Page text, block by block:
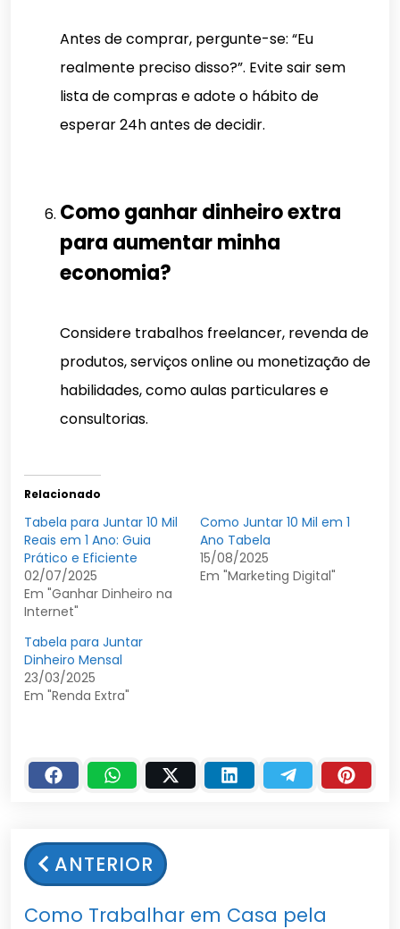
Antes de comprar, pergunte-se: “Eu
realmente preciso disso?”. Evite sair sem
lista de compras e adote o hábito de
esperar 24h antes de decidir.
Como ganhar dinheiro extra
para aumentar minha
economia?
Considere trabalhos freelancer, revenda de
produtos, serviços online ou monetização de
habilidades, como aulas particulares e
consultorias.
Relacionado
Tabela para Juntar 10 Mil
Reais em 1 Ano: Guia
Prático e Eficiente
02/07/2025
Em "Ganhar Dinheiro na
Internet"
Como Juntar 10 Mil em 1
Ano Tabela
15/08/2025
Em "Marketing Digital"
Tabela para Juntar
Dinheiro Mensal
23/03/2025
Em "Renda Extra"
ANTERIOR
Como Trabalhar em Casa pela